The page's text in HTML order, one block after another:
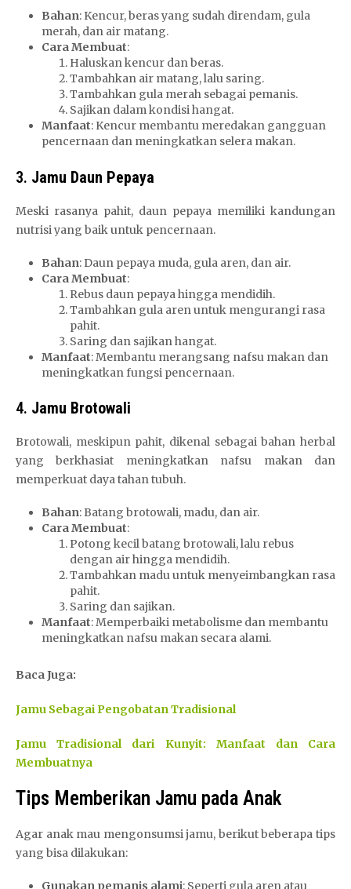
Bahan: Kencur, beras yang sudah direndam, gula
merah, dan air matang.
Cara Membuat:
Haluskan kencur dan beras.
Tambahkan air matang, lalu saring.
Tambahkan gula merah sebagai pemanis.
Sajikan dalam kondisi hangat.
Manfaat: Kencur membantu meredakan gangguan
pencernaan dan meningkatkan selera makan.
3. Jamu Daun Pepaya
Meski rasanya pahit, daun pepaya memiliki kandungan
nutrisi yang baik untuk pencernaan.
Bahan: Daun pepaya muda, gula aren, dan air.
Cara Membuat:
Rebus daun pepaya hingga mendidih.
Tambahkan gula aren untuk mengurangi rasa
pahit.
Saring dan sajikan hangat.
Manfaat: Membantu merangsang nafsu makan dan
meningkatkan fungsi pencernaan.
4. Jamu Brotowali
Brotowali, meskipun pahit, dikenal sebagai bahan herbal
yang berkhasiat meningkatkan nafsu makan dan
memperkuat daya tahan tubuh.
Bahan: Batang brotowali, madu, dan air.
Cara Membuat:
Potong kecil batang brotowali, lalu rebus
dengan air hingga mendidih.
Tambahkan madu untuk menyeimbangkan rasa
pahit.
Saring dan sajikan.
Manfaat: Memperbaiki metabolisme dan membantu
meningkatkan nafsu makan secara alami.
Baca Juga:
Jamu Sebagai Pengobatan Tradisional
Jamu Tradisional dari Kunyit: Manfaat dan Cara
Membuatnya
Tips Memberikan Jamu pada Anak
Agar anak mau mengonsumsi jamu, berikut beberapa tips
yang bisa dilakukan:
Gunakan pemanis alami: Seperti gula aren atau